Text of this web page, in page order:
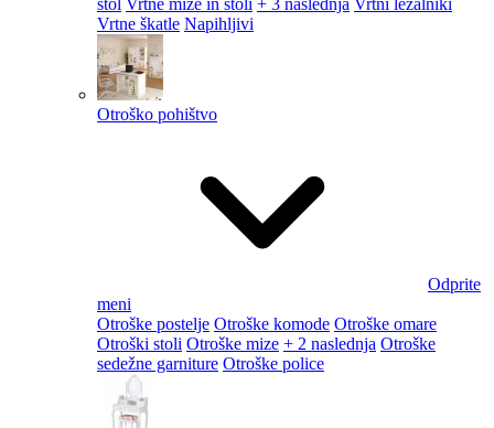
stol Vrtne mize in stoli + 3 naslednja Vrtni ležalniki
Vrtne škatle Napihljivi
Otroško pohištvo
Odprite
meni
Otroške postelje Otroške komode Otroške omare
Otroški stoli Otroške mize + 2 naslednja Otroške
sedežne garniture Otroške police